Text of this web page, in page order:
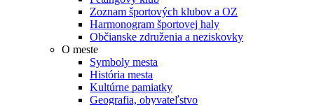
Zoznam športových klubov a OZ
Harmonogram športovej haly
Občianske združenia a neziskovky
O meste
Symboly mesta
História mesta
Kultúrne pamiatky
Geografia, obyvateľstvo